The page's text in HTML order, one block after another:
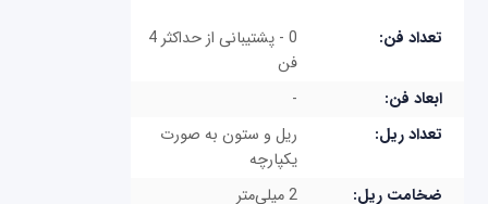
تعداد فن:
0 - پشتیبانی از حداکثر 4
فن
ابعاد فن:
-
تعداد ریل:
ریل و ستون به صورت
یکپارچه
ضخامت ریل:
2 میلی‌متر